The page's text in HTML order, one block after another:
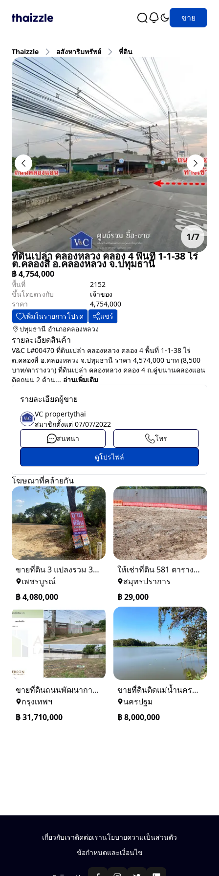
ขาย
Thaizzle อสังหาริมทรัพย์ ที่ดิน
1/7
ที่ดินเปล่า คลองหลวง คลอง 4 พื้นที่ 1-1-38 ไร่
ต.คลองสี่ อ.คลองหลวง จ.ปทุมธานี
฿4,754,000
พื้นที่
2152
ขึ้นโดยตรงกับ
เจ้าของ
ราคา
4,754,000
เพิ่มในรายการโปรด
แชร์
ปทุมธานี อำเภอคลองหลวง
รายละเอียดสินค้า
V&C L#00470 ที่ดินเปล่า คลองหลวง คลอง 4 พื้นที่ 1-1-38 ไร่
ต.คลองสี่ อ.คลองหลวง จ.ปทุมธานี ราคา 4,574,000 บาท (8,500
บาท/ตารางวา) ที่ดินเปล่า คลองหลวง คลอง 4 ถ.คู่ขนานคลองแอน
ติดถนน 2 ด้าน... อ่านเพิ่มเติม
รายละเอียดผู้ขาย
VC propertythai
สมาชิกตั้งแต่ 07/07/2022
สนทนา
โทร
ดูโปรไฟล์
โฆษณาที่คล้ายกัน
ขายที่ดิน 3 แปลงรวม 340 ตรว ราคา ตรว. ล่ะ 12000 บาท เมืองเพชรบูรณ์
เพชรบูรณ์
฿4,080,000
ให้เช่าที่ดิน 581 ตารางวา ตรงข้างอู่ใหม่แจ็คบางหญ้าแพรก บางหัวเสือ
สมุทรปราการ
฿29,000
ขายที่ดินถนนพัฒนาการ 56 (ซอยเอื้อพัฒนา 15)
กรุงเทพฯ
฿31,710,000
ขายที่ดินติดแม่น้ำนครชัยศรี จ.นครปฐม ทำเลดี ที่ดินถมแล้ว
นครปฐม
฿8,000,000
เกี่ยวกับเราติดต่อเรานโยบายความเป็นส่วนตัว
ข้อกำหนดและเงื่อนไข